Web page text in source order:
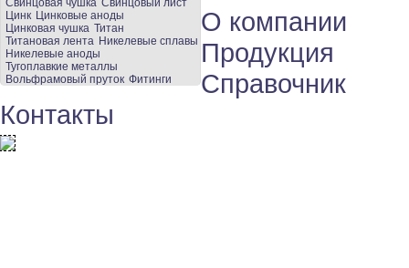
Цинк Цинковые аноды
Цинковая чушка Титан
Титановая лента Никелевые сплавы
Никелевые аноды
Тугоплавкие металлы
Вольфрамовый пруток Фитинги
О компании
Продукция
Справочник
Контакты